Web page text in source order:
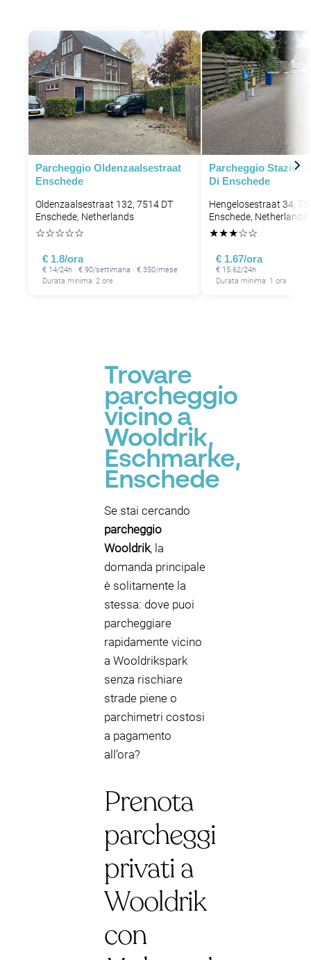
Parcheggio Oldenzaalsestraat
Enschede
Oldenzaalsestraat 132, 7514 DT
Enschede, Netherlands
☆☆☆☆☆
€ 1.8/ora
€ 14/24h · € 90/settimana · € 350/mese
Durata minima: 2 ore
Parcheggio
Di Enschede
Hengelosestraat 34,
Enschede, Netherlands
★★★☆☆
€ 1.67/ora
€ 15.62/24h
Durata minima: 1 ora
Trovare
parcheggio
vicino a
Wooldrik,
Eschmarke,
Enschede
Se stai cercando
parcheggio
Wooldrik, la
domanda principale
è solitamente la
stessa: dove puoi
parcheggiare
rapidamente vicino
a Wooldrikspark
senza rischiare
strade piene o
parchimetri costosi
a pagamento
all’ora?
Prenota
parcheggi
privati a
Wooldrik
con